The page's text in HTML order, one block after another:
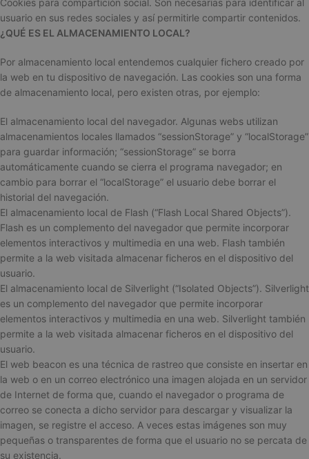
Cookies para compartición social. Son necesarias para identificar al
usuario en sus redes sociales y así permitirle compartir contenidos.
¿QUÉ ES EL ALMACENAMIENTO LOCAL?
Por almacenamiento local entendemos cualquier fichero creado por
la web en tu dispositivo de navegación. Las cookies son una forma
de almacenamiento local, pero existen otras, por ejemplo:
El almacenamiento local del navegador. Algunas webs utilizan
almacenamientos locales llamados “sessionStorage” y “localStorage”
para guardar información; “sessionStorage” se borra
automáticamente cuando se cierra el programa navegador; en
cambio para borrar el “localStorage” el usuario debe borrar el
historial del navegación.
El almacenamiento local de Flash (“Flash Local Shared Objects”).
Flash es un complemento del navegador que permite incorporar
elementos interactivos y multimedia en una web. Flash también
permite a la web visitada almacenar ficheros en el dispositivo del
usuario.
El almacenamiento local de Silverlight (“Isolated Objects”). Silverlight
es un complemento del navegador que permite incorporar
elementos interactivos y multimedia en una web. Silverlight también
permite a la web visitada almacenar ficheros en el dispositivo del
usuario.
El web beacon es una técnica de rastreo que consiste en insertar en
la web o en un correo electrónico una imagen alojada en un servidor
de Internet de forma que, cuando el navegador o programa de
correo se conecta a dicho servidor para descargar y visualizar la
imagen, se registre el acceso. A veces estas imágenes son muy
pequeñas o transparentes de forma que el usuario no se percata de
su existencia.